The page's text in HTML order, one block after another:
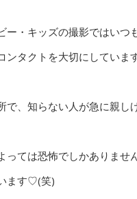
ー・キッズの撮影ではいつ
ンタクトを大切にしていま
で、知らない人が急に親し
っては恐怖でしかありませ
ます♡(笑)